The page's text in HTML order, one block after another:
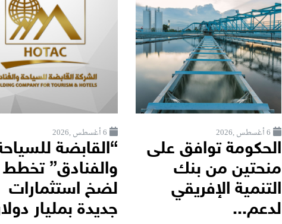
6 أغسطس ,2026
الحكومة توافق على
منحتين من بنك
التنمية الإفريقي
لدعم...
6 أغسطس ,2026
“القابضة
والفنادق” تخطط
لضخ استثمارات
جديدة بمليار